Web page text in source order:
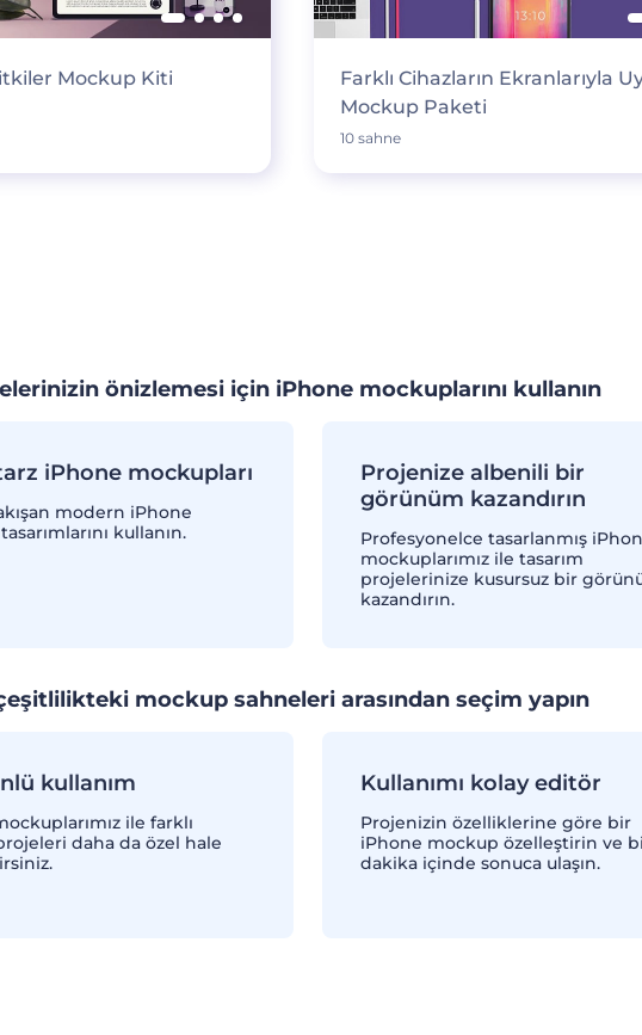
Mockup Kiti
Farklı Cihazların Ekranlarıyla
Mockup Paketi
10 sahne
önizlemesi için iPhone mockuplarını kullanın
iPhone mockupları
modern iPhone
kullanın.
Projenize albenili bir
görünüm kazandırın
Profesyonelce tasarlanmış
mockuplarımız ile tasarım
projelerinize kusursuz bir
kazandırın.
mockup sahneleri arasından seçim yapın
kullanım
ile farklı
daha da özel hale
Kullanımı kolay editör
Projenizin özelliklerine göre bir
iPhone mockup özelleştirin ve
dakika içinde sonuca ulaşın.